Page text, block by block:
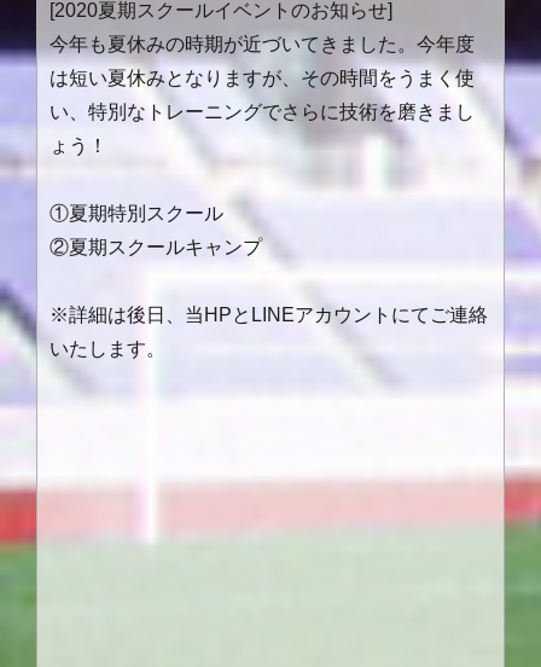
[2020夏期スクールイベントのお知らせ]
今年も夏休みの時期が近づいてきました。今年度
は短い夏休みとなりますが、その時間をうまく使
い、特別なトレーニングでさらに技術を磨きまし
ょう！
①夏期特別スクール
②夏期スクールキャンプ
※詳細は後日、当 HPと LINEアカウントにてご連絡
いたします。